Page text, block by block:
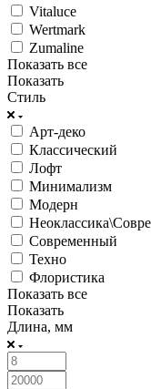
Vitaluce
Wertmark
Zumaline
Показать все
Показать
Стиль
Арт-деко
Классический
Лофт
Минимализм
Модерн
Современный
Техно
Флористика
Показать все
Показать
Длина, мм